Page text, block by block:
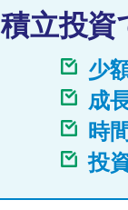
積立投資
少
成
時
投